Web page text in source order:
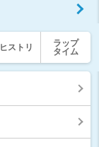
ヒストリ
ラップ
タイム